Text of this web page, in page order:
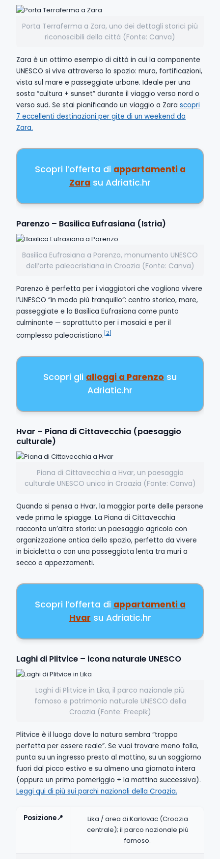
Porta Terraferma a Zara, uno dei dettagli storici più
riconoscibili della città (Fonte: Canva)
Zara è un ottimo esempio di città in cui la componente
UNESCO si vive attraverso lo spazio: mura, fortificazioni,
vista sul mare e passeggiate urbane. Ideale per una
sosta “cultura + sunset” durante il viaggio verso nord o
verso sud. Se stai pianificando un viaggio a Zara scopri
7 eccellenti destinazioni per gite di un weekend da
Zara.
Scopri l’offerta di appartamenti a
Zara su Adriatic.hr
Parenzo – Basilica Eufrasiana (Istria)
Basilica Eufrasiana a Parenzo, monumento UNESCO
dell’arte paleocristiana in Croazia (Fonte: Canva)
Parenzo è perfetta per i viaggiatori che vogliono vivere
l’UNESCO “in modo più tranquillo”: centro storico, mare,
passeggiate e la Basilica Eufrasiana come punto
culminante — soprattutto per i mosaici e per il
complesso paleocristiano. [2]
Scopri gli alloggi a Parenzo su
Adriatic.hr
Hvar – Piana di Cittavecchia (paesaggio
culturale)
Piana di Cittavecchia a Hvar, un paesaggio
culturale UNESCO unico in Croazia (Fonte: Canva)
Quando si pensa a Hvar, la maggior parte delle persone
vede prima le spiagge. La Piana di Cittavecchia
racconta un’altra storia: un paesaggio agricolo con
organizzazione antica dello spazio, perfetto da vivere
in bicicletta o con una passeggiata lenta tra muri a
secco e appezzamenti.
Scopri l’offerta di appartamenti a
Hvar su Adriatic.hr
Laghi di Plitvice – icona naturale UNESCO
Laghi di Plitvice in Lika, il parco nazionale più
famoso e patrimonio naturale UNESCO della
Croazia (Fonte: Freepik)
Plitvice è il luogo dove la natura sembra “troppo
perfetta per essere reale”. Se vuoi trovare meno folla,
punta su un ingresso presto al mattino, su un soggiorno
fuori dal picco estivo e su almeno una giornata intera
(oppure un primo pomeriggio + la mattina successiva).
Leggi qui di più sui parchi nazionali della Croazia.
Posizione📍
Lika / area di Karlovac (Croazia
centrale); il parco nazionale più
famoso.